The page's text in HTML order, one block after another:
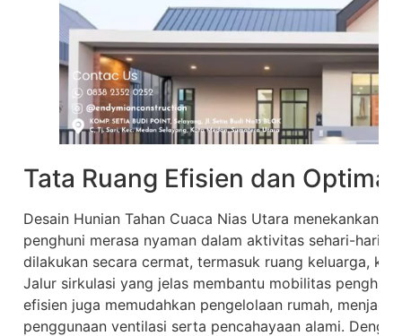
Tata Ruang Efisien dan Optimal
Desain Hunian Tahan Cuaca Nias Utara menekankan
penghuni merasa nyaman dalam aktivitas sehari-hari.
dilakukan secara cermat, termasuk ruang keluarga,
Jalur sirkulasi yang jelas membantu mobilitas
efisien juga memudahkan pengelolaan rumah,
penggunaan ventilasi serta pencahayaan alami.